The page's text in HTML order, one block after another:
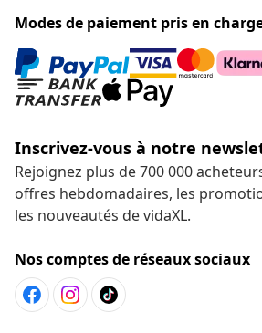
Modes de paiement pris en
Inscrivez-vous à notre
Rejoignez plus de 700 000
offres hebdomadaires, les
les nouveautés de vidaXL.
Nos comptes de réseaux sociaux